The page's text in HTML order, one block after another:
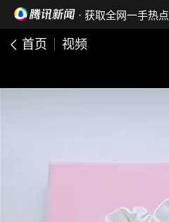
· 获取全网一手热点
首页 视频